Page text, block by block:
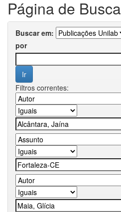
Página de Busca
Buscar em:
por
Filtros correntes: